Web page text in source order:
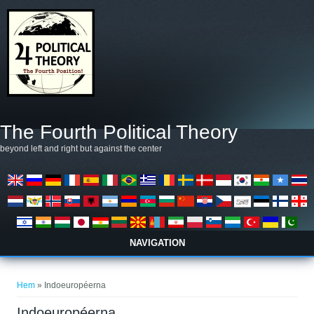
The Fourth Political Theory
beyond left and right but against the center
NAVIGATION
Hem » Indoeuropéerna